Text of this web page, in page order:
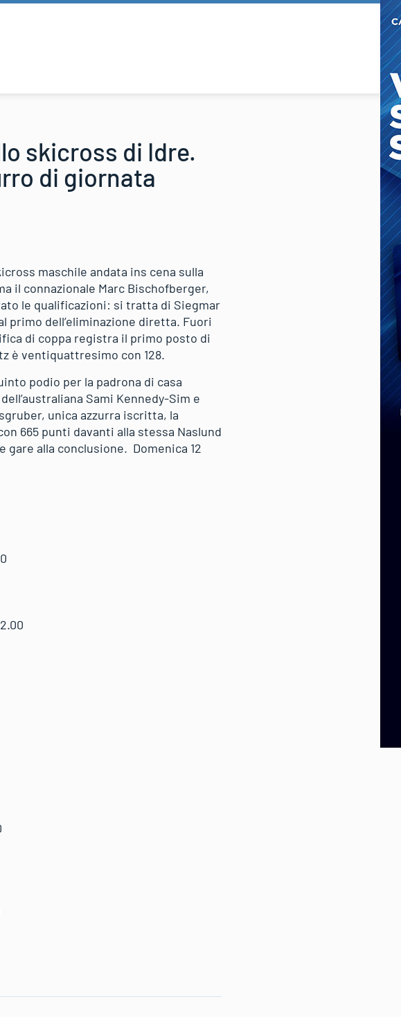
skicross di Idre.
di giornata
maschile andata ins cena sulla
il connazionale Marc Bischofberger,
le qualificazioni: si tratta di Siegmar
primo dell’eliminazione diretta. Fuori
di coppa registra il primo posto di
è ventiquattresimo con 128.
podio per la padrona di casa
Sami Kennedy-Sim e
unica azzurra iscritta, la
665 punti davanti alla stessa Naslund
gare alla conclusione. Domenica 12